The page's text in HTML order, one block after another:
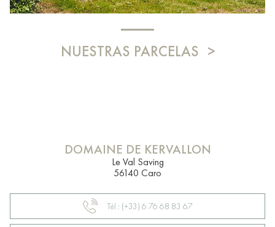
NUESTRAS PARCELAS
DOMAINE DE KERVALLON
Le Val Saving
56140 Caro
Tél : (+33) 6 76 68 83 67